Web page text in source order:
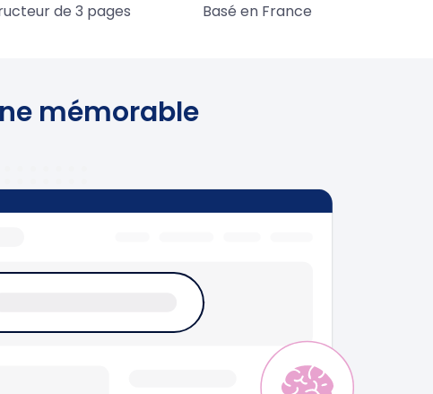
de 3 pages Basé en France
mémorable